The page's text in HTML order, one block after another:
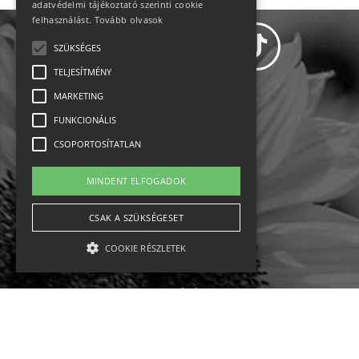
Állásajánlatok
Impresszum-kapcsolat
Jogi nyilatkozat
English
adatvédelmi tájékoztató szerinti cookie
felhasználást. Tovább olvasok
SZÜKSÉGES
TELJESÍTMÉNY
MARKETING
FUNKCIONÁLIS
CSOPORTOSÍTATLAN
MINDENT ELFOGADOK
CSAK A SZÜKSÉGESET
COOKIE RÉSZLETEK